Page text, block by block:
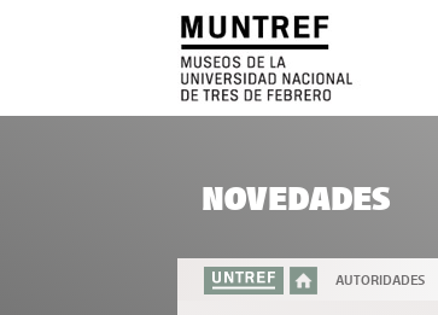
AUTORIDADES
NOVEDADES